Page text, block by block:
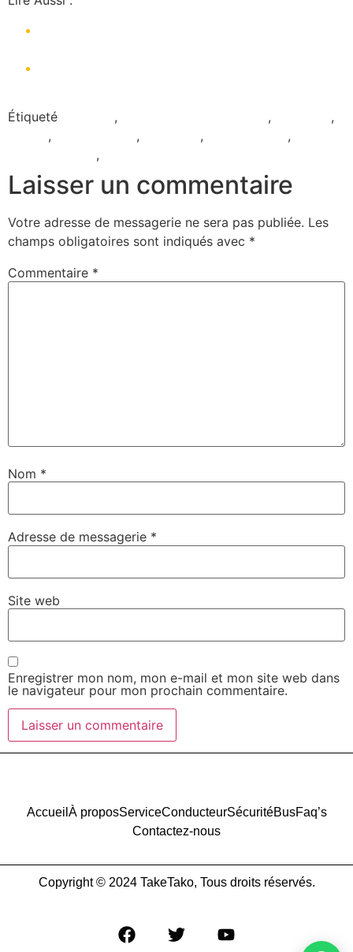
Étiqueté
, ,
,
, , , ,
,
Laisser un commentaire
Votre adresse de messagerie ne sera pas publiée. Les
champs obligatoires sont indiqués avec *
Commentaire *
Nom *
Adresse de messagerie *
Site web
Enregistrer mon nom, mon e-mail et mon site web dans
le navigateur pour mon prochain commentaire.
Accueil À proposServiceConducteurSécuritéBusFaq’s
Contactez-nous
Copyright © 2024 TakeTako, Tous droits réservés.